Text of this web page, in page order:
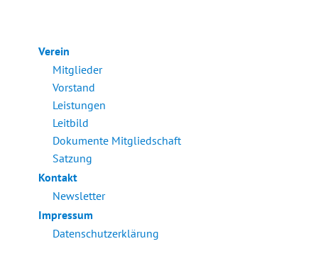
Verein
Mitglieder
Vorstand
Leistungen
Leitbild
Dokumente Mitgliedschaft
Satzung
Kontakt
Newsletter
Impressum
Datenschutzerklärung